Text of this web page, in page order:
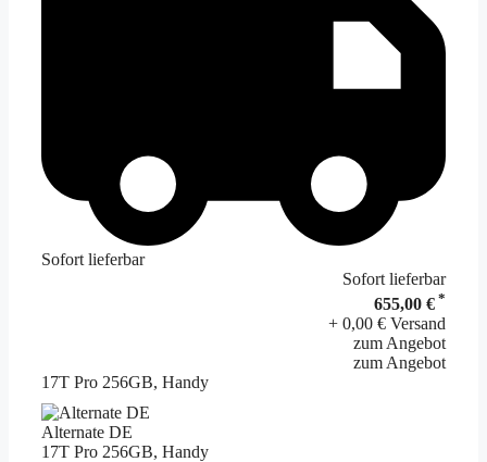
Sofort lieferbar
Sofort lieferbar
655,00 € *
+ 0,00 € Versand
zum Angebot
zum Angebot
17T Pro 256GB, Handy
Alternate DE
17T Pro 256GB, Handy